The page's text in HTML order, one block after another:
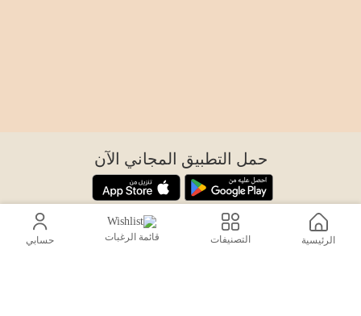
الرئيسية التصنيفات قائمة الرغبات حسابي
حمل التطبيق المجاني الآن
اتصل بنا